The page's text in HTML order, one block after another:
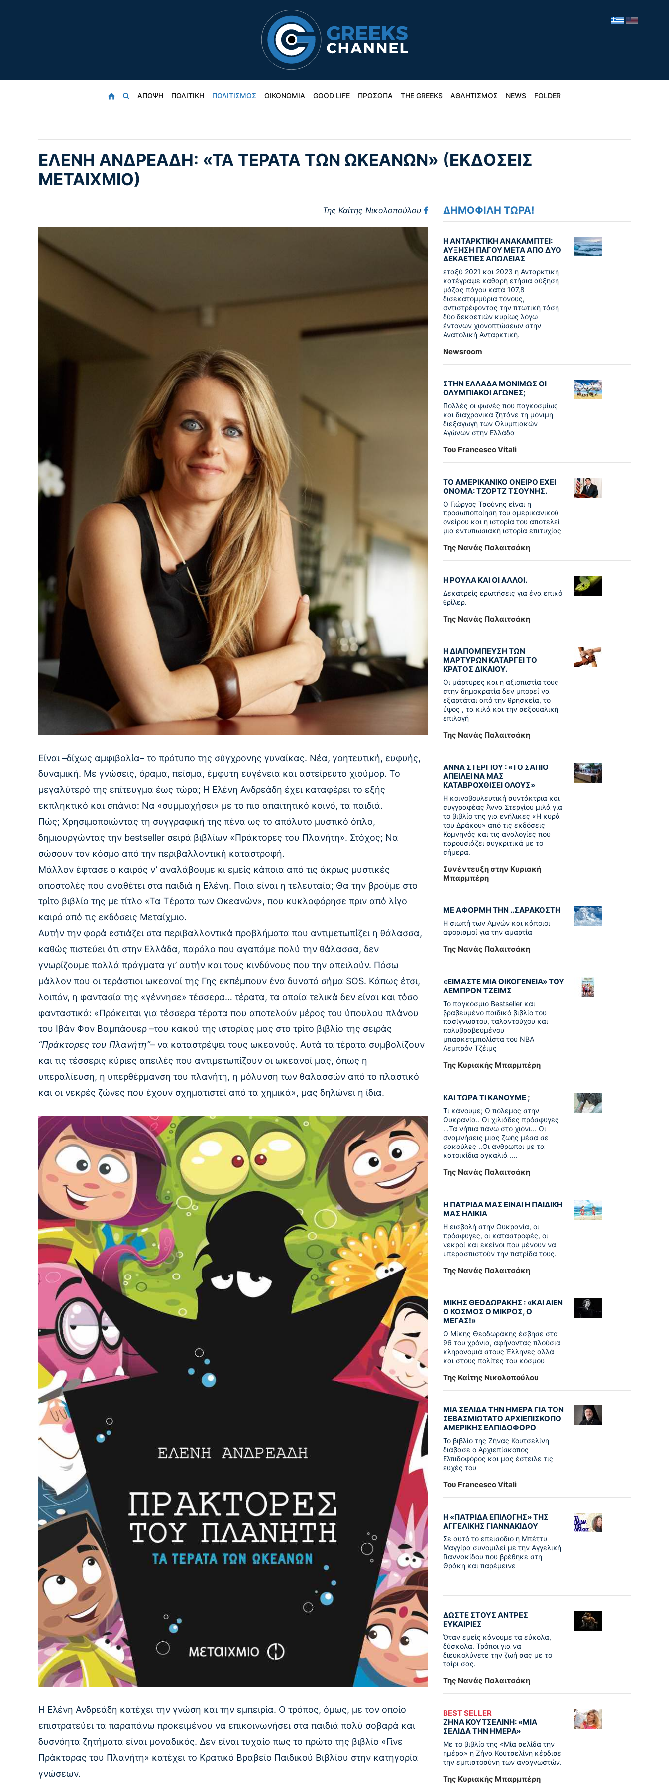
ΑΠΟΨΗ ΠΟΛΙΤΙΚΗ ΠΟΛΙΤΙΣΜΟΣ ΟΙΚΟΝΟΜΙΑ GOOD LIFE ΠΡΟΣΩΠΑ THE GREEKS ΑΘΛΗΤΙΣΜΟΣ NEWS FOLDER
ΕΛΈΝΗ ΑΝΔΡΕΆΔΗ: «ΤΑ ΤΈΡΑΤΑ ΤΩΝ ΩΚΕΑΝΏΝ» (ΕΚΔΌΣΕΙΣ
ΜΕΤΑΊΧΜΙΟ)
Της Καίτης Νικολοπούλου
Είναι –δίχως αμφιβολία– το πρότυπο της σύγχρονης γυναίκας. Νέα, γοητευτική, ευφυής,
δυναμική. Με γνώσεις, όραμα, πείσμα, έμφυτη ευγένεια και αστείρευτο χιούμορ. Το
μεγαλύτερό της επίτευγμα έως τώρα; Η Ελένη Ανδρεάδη έχει καταφέρει το εξής
εκπληκτικό και σπάνιο: Nα «συμμαχήσει» με το πιο απαιτητικό κοινό, τα παιδιά.
Πώς; Χρησιμοποιώντας τη συγγραφική της πένα ως το απόλυτο μυστικό όπλο,
δημιουργώντας την bestseller σειρά βιβλίων «Πράκτορες του Πλανήτη». Στόχος; Να
σώσουν τον κόσμο από την περιβαλλοντική καταστροφή.
Μάλλον έφτασε ο καιρός ν’ αναλάβουμε κι εμείς κάποια από τις άκρως μυστικές
αποστολές που αναθέτει στα παιδιά η Ελένη. Ποια είναι η τελευταία; Θα την βρούμε στο
τρίτο βιβλίο της με τίτλο «Τα Τέρατα των Ωκεανών», που κυκλοφόρησε πριν από λίγο
καιρό από τις εκδόσεις Μεταίχμιο.
Αυτήν την φορά εστιάζει στα περιβαλλοντικά προβλήματα που αντιμετωπίζει η θάλασσα,
καθώς πιστεύει ότι στην Ελλάδα, παρόλο που αγαπάμε πολύ την θάλασσα, δεν
γνωρίζουμε πολλά πράγματα γι’ αυτήν και τους κινδύνους που την απειλούν. Πόσω
μάλλον που οι τεράστιοι ωκεανοί της Γης εκπέμπουν ένα δυνατό σήμα SOS. Κάπως έτσι,
λοιπόν, η φαντασία της «γέννησε» τέσσερα… τέρατα, τα οποία τελικά δεν είναι και τόσο
φανταστικά: «Πρόκειται για τέσσερα τέρατα που αποτελούν μέρος του ύπουλου πλάνου
του Ιβάν Φον Βαμπάουερ –του κακού της ιστορίας μας στο τρίτο βιβλίο της σειράς
“Πράκτορες του Πλανήτη”– να καταστρέψει τους ωκεανούς. Αυτά τα τέρατα συμβολίζουν
και τις τέσσερις κύριες απειλές που αντιμετωπίζουν οι ωκεανοί μας, όπως η
υπεραλίευση, η υπερθέρμανση του πλανήτη, η μόλυνση των θαλασσών από το πλαστικό
και οι νεκρές ζώνες που έχουν σχηματιστεί από τα χημικά», μας δηλώνει η ίδια.
H Ελένη Ανδρεάδη κατέχει την γνώση και την εμπειρία. Ο τρόπος, όμως, με τον οποίο
επιστρατεύει τα παραπάνω προκειμένου να επικοινωνήσει στα παιδιά πολύ σοβαρά και
δυσνόητα ζητήματα είναι μοναδικός. Δεν είναι τυχαίο πως το πρώτο της βιβλίο «Γίνε
Πράκτορας του Πλανήτη» κατέχει το Κρατικό Βραβείο Παιδικού Βιβλίου στην κατηγορία
γνώσεων.
ΔΗΜΟΦΙΛΗ ΤΩΡΑ!
Η ΑΝΤΑΡΚΤΙΚΗ ΑΝΑΚΑΜΠΤΕΙ:
ΑΥΞΗΣΗ ΠΑΓΟΥ ΜΕΤΑ ΑΠΟ ΔΥΟ
ΔΕΚΑΕΤΙΕΣ ΑΠΩΛΕΙΑΣ
εταξύ 2021 και 2023 η Ανταρκτική
κατέγραψε καθαρή ετήσια αύξηση
μάζας πάγου κατά 107,8
δισεκατομμύρια τόνους,
αντιστρέφοντας την πτωτική τάση
δύο δεκαετιών κυρίως λόγω
έντονων χιονοπτώσεων στην
Ανατολική Ανταρκτική.
Newsroom
ΣΤΗΝ ΕΛΛΑΔΑ ΜΟΝΙΜΩΣ ΟΙ
ΟΛΥΜΠΙΑΚΟΙ ΑΓΩΝΕΣ;
Πολλές οι φωνές που παγκοσμίως
και διαχρονικά ζητάνε τη μόνιμη
διεξαγωγή των Ολυμπιακών
Αγώνων στην Ελλάδα
Του Francesco Vitali
ΤΟ ΑΜΕΡΙΚΑΝΙΚΟ ΟΝΕΙΡΟ ΕΧΕΙ
ΟΝΟΜΑ: ΤΖΟΡΤΖ ΤΣΟΥΝΗΣ.
Ο Γιώργος Τσούνης είναι η
προσωποποίηση του αμερικανικού
ονείρου και η ιστορία του αποτελεί
μια εντυπωσιακή ιστορία επιτυχίας
Της Νανάς Παλαιτσάκη
Η ΡΟΥΛΑ ΚΑΙ ΟΙ ΑΛΛΟΙ.
Δεκατρείς ερωτήσεις για ένα επικό
θρίλερ.
Της Νανάς Παλαιτσάκη
Η ΔΙΑΠΟΜΠΕΥΣΗ ΤΩΝ
ΜΑΡΤΥΡΩΝ ΚΑΤΑΡΓΕΙ ΤΟ
ΚΡΑΤΟΣ ΔΙΚΑΙΟΥ.
Οι μάρτυρες και η αξιοπιστία τους
στην δημοκρατία δεν μπορεί να
εξαρτάται από την θρησκεία, το
ύψος , τα κιλά και την σεξουαλική
επιλογή
Της Νανάς Παλαιτσάκη
ΑΝΝΑ ΣΤΕΡΓΙΟΥ : «ΤΟ ΣΑΠΙΟ
ΑΠΕΙΛΕΙ ΝΑ ΜΑΣ
ΚΑΤΑΒΡΟΧΘΙΣΕΙ ΟΛΟΥΣ»
Η κοινοβουλευτική συντάκτρια και
συγγραφέας Άννα Στεργίου μιλά για
το βιβλίο της για ενήλικες «Η κυρά
του Δράκου» από τις εκδόσεις
Κομνηνός και τις αναλογίες που
παρουσιάζει συγκριτικά με το
σήμερα.
Συνέντευξη στην Κυριακή
Μπαρμπέρη
ΜΕ ΑΦΟΡΜΗ ΤΗΝ ..ΣΑΡΑΚΟΣΤΗ
Η σιωπή των Αμνών και κάποιοι
αφορισμοί για την αμαρτία
Της Νανάς Παλαιτσάκη
«ΕΙΜΑΣΤΕ ΜΙΑ ΟΙΚΟΓΕΝΕΙΑ» ΤΟΥ
ΛΕΜΠΡΟΝ ΤΖΕΙΜΣ
To παγκόσµιο Bestseller και
βραβευµένο παιδικό βιβλίο του
πασίγνωστου, ταλαντούχου και
πολυβραβευµένου
µπασκετµπολίστα του NBA
Λεµπρόν Τζέιμς
Της Κυριακής Μπαρμπέρη
ΚΑΙ ΤΩΡΑ ΤΙ ΚΑΝΟΥΜΕ ;
Τι κάνουμε; Ο πόλεμος στην
Ουκρανία.. Οι χιλιάδες πρόσφυγες
...Τα νήπια πάνω στο χιόνι... Οι
αναμνήσεις μιας ζωής μέσα σε
σακούλες ..Οι άνθρωποι με τα
κατοικίδια αγκαλιά ....
Της Νανάς Παλαιτσάκη
Η ΠΑΤΡΙΔΑ ΜΑΣ ΕΙΝΑΙ Η ΠΑΙΔΙΚΗ
ΜΑΣ ΗΛΙΚΙΑ
Η εισβολή στην Ουκρανία, οι
πρόσφυγες, οι καταστροφές, οι
νεκροί και εκείνοι που μένουν να
υπερασπιστούν την πατρίδα τους.
Της Νανάς Παλαιτσάκη
ΜΙΚΗΣ ΘΕΟΔΩΡΑΚΗΣ : «KAI ΑΙΕΝ
Ο ΚΟΣΜΟΣ Ο ΜΙΚΡΟΣ, Ο
ΜΕΓΑΣ!»
Ο Μίκης Θεοδωράκης έσβησε στα
96 του χρόνια, αφήνοντας πλούσια
κληρονομιά στους Έλληνες αλλά
και στους πολίτες του κόσμου
Της Καίτης Νικολοπούλου
ΜΙΑ ΣΕΛΙΔΑ ΤΗΝ ΗΜΕΡΑ ΓΙΑ ΤΟΝ
ΣΕΒΑΣΜΙΩΤΑΤΟ ΑΡΧΙΕΠΙΣΚΟΠΟ
ΑΜΕΡΙΚΗΣ ΕΛΠΙΔΟΦΟΡΟ
Το βιβλίο της Ζήνας Κουτσελίνη
διάβασε ο Αρχιεπίσκοπος
Ελπιδοφόρος και μας έστειλε τις
ευχές του
Του Francesco Vitali
Η «ΠΑΤΡΊΔΑ ΕΠΙΛΟΓΉΣ» ΤΗΣ
ΑΓΓΕΛΙΚΉΣ ΓΙΑΝΝΑΚΊΔΟΥ
Σε αυτό το επεισόδιο η Μπέττυ
Μαγγίρα συνομιλεί με την Αγγελική
Γιαννακίδου που βρέθηκε στη
Θράκη και παρέμεινε
ΔΩΣΤΕ ΣΤΟΥΣ ΑΝΤΡΕΣ
ΕΥΚΑΙΡΙΕΣ
Όταν εμείς κάνουμε τα εύκολα,
δύσκολα. Τρόποι για να
διευκολύνετε την ζωή σας με το
ταίρι σας.
Της Νανάς Παλαιτσάκη
BEST SELLER
ΖΗΝΑ ΚΟΥΤΣΕΛΙΝΗ: «ΜΙΑ
ΣΕΛΙΔΑ ΤΗΝ ΗΜΕΡΑ»
Με το βιβλίο της «Μία σελίδα την
ημέρα» η Ζήνα Κουτσελίνη κέρδισε
την εμπιστοσύνη των αναγνωστών.
Της Κυριακής Μπαρμπέρη